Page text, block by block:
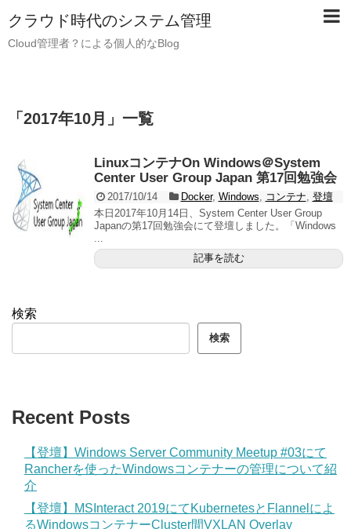
クラウド時代のシステム管理
Cloud管理者？による個人的なBlog
「 2017年10月 」 一覧
LinuxコンテナOn Windows＠System
Center User Group Japan 第17回勉強会
2017/10/14 Docker, Windows コンテナ 登壇
本日2017年10月14日、System Center User Group
Japanの第17回勉強会にて登壇しました。「Windows
記事を読む
検索
検索
Recent Posts
【登壇】Windows Server Community Meetup #03にて
Rancherを使ったWindowsコンテナーの管理について紹
介
【登壇】MSInteract 2019にてKubernetesとFlannelによ
るWindowsコンテナーCluster間VXLAN Overlay